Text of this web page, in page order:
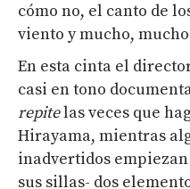
cómo no, el canto de
viento y mucho,
En esta cinta el
casi en tono
repitelas veces que
Hirayama, mientras
inadvertidos
sus sillas- dos